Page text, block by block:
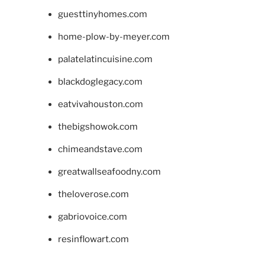
guesttinyhomes.com
home-plow-by-meyer.com
palatelatincuisine.com
blackdoglegacy.com
eatvivahouston.com
thebigshowok.com
chimeandstave.com
greatwallseafoodny.com
theloverose.com
gabriovoice.com
resinflowart.com